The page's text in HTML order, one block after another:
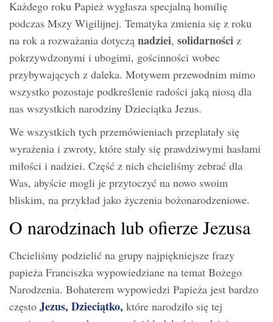
Każdego roku Papież wygłasza specjalną homilię
podczas Mszy Wigilijnej. Tematyka zmienia się z roku
na rok a rozważania dotyczą nadziei, solidarności z
pokrzywdzonymi i ubogimi, gościnności wobec
przybywających z daleka. Motywem przewodnim mimo
wszystko pozostaje podkreślenie radości jaką niosą dla
nas wszystkich narodziny Dzieciątka Jezus.
We wszystkich tych przemówieniach przeplatały się
wyrażenia i zwroty, które stały się prawdziwymi hasłami
miłości i nadziei. Część z nich chcieliśmy zebrać dla
Was, abyście mogli je przytoczyć na nowo swoim
bliskim, na przykład jako życzenia bożonarodzeniowe.
O narodzinach lub ofierze Jezusa
Chcieliśmy podzielić na grupy najpiękniejsze frazy
papieża Franciszka wypowiedziane na temat Bożego
Narodzenia. Bohaterem wypowiedzi Papieża jest bardzo
często Jezus, Dzieciątko, które narodziło się tej